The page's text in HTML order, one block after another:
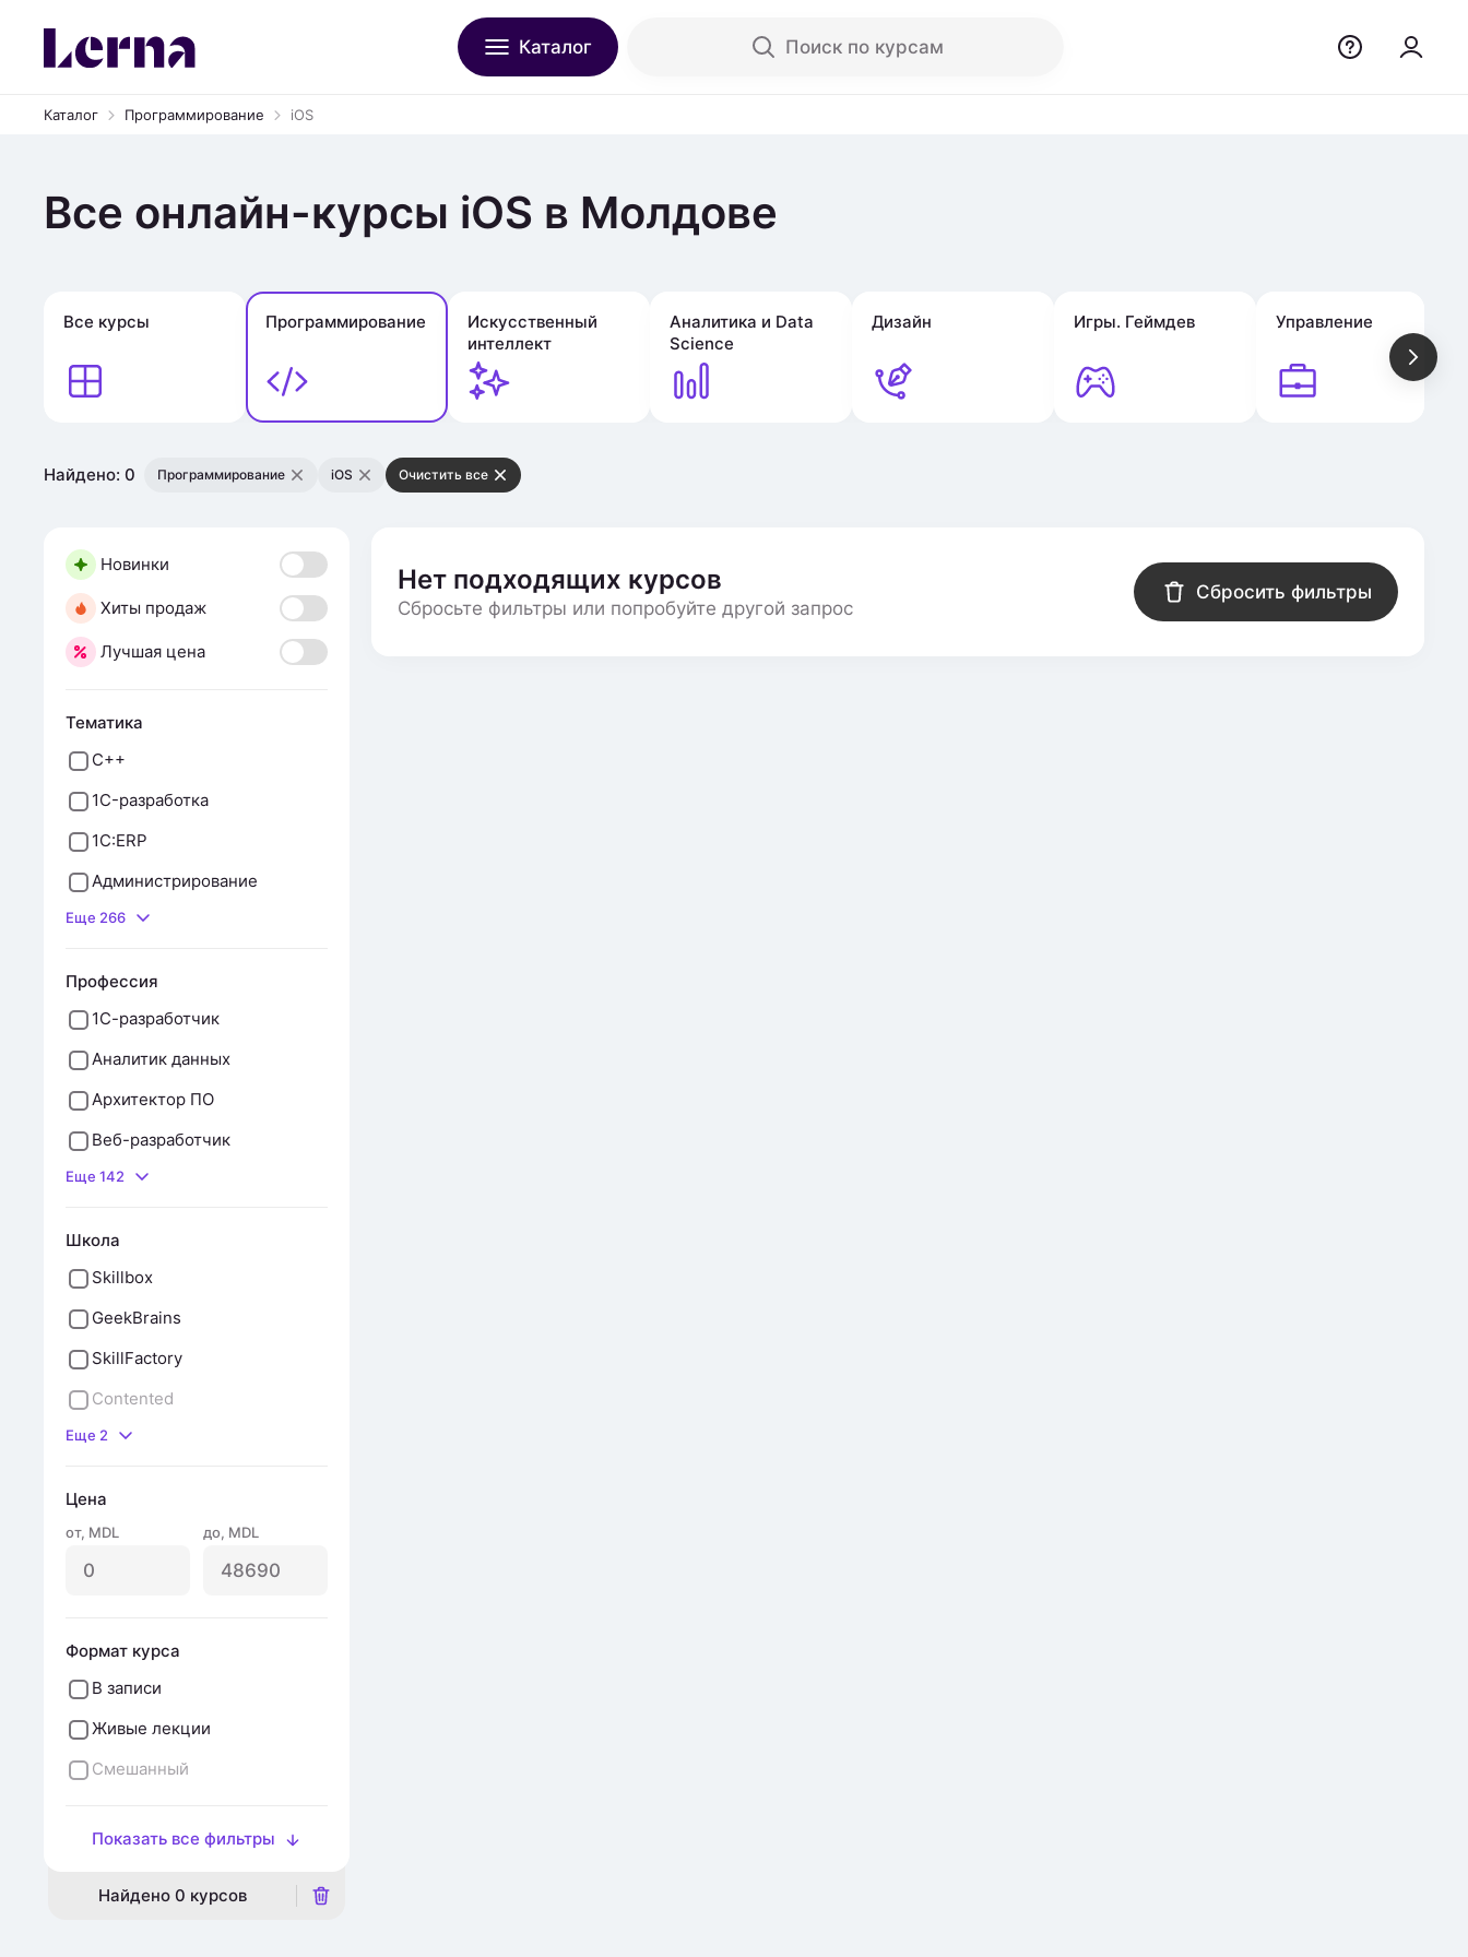
Каталог Поиск по курсам
Каталог Программирование iOS
Все онлайн-курсы iOS в Молдове
Все курсы Программирование
Искусственный
интеллект
Аналитика и Data
Science
Дизайн Игры. Геймдев Управление
Найдено: 0 Программирование iOS Очистить все
Новинки
Хиты продаж
Лучшая цена
Тематика
С++
1C-разработка
1C:ERP
Администрирование
Еще 266
Профессия
1С-разработчик
Аналитик данных
Архитектор ПО
Веб-разработчик
Еще 142
Школа
Skillbox
GeekBrains
SkillFactory
Contented
Еще 2
Цена
от, MDL до, MDL
Формат курса
В записи
Живые лекции
Смешанный
Показать все фильтры
Найдено 0 курсов
Нет подходящих курсов
Сбросьте фильтры или попробуйте другой запрос
Сбросить фильтры